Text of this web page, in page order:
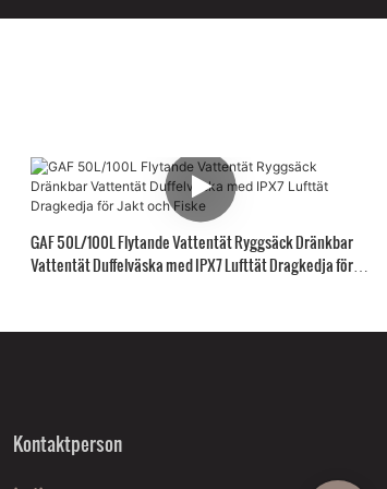
GAF 50L/100L Flytande Vattentät Ryggsäck Dränkbar
Vattentät Duffelväska med IPX7 Lufttät Dragkedja för
Kontaktperson